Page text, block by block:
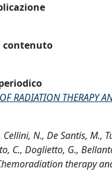
contenuto
RADIATION THERAPY
Cellini, N., De Santis, M.,
C., Doglietto, G.,
therapy